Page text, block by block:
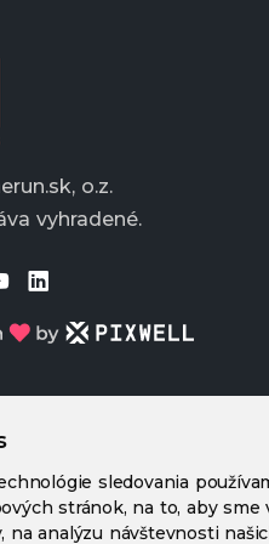
sledovania
stránok, na to, aby
na analýzu návštevnosti
o.z.
vyhradené.